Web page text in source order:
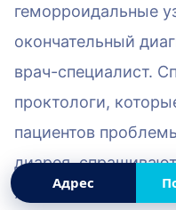
геморроидальные
окончательный
врач-специалист.
проктологи,
пациентов
диарея,
жалобах,
Адрес